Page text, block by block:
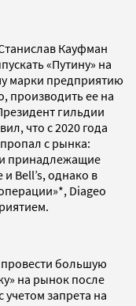
Кауфман
«Путину» на
марки предприятию
производить ее на
гильдии
что с 2020 года
с рынка:
принадлежащие
Bell’s, однако в
Diageo
большую
на рынок после
учетом запрета на